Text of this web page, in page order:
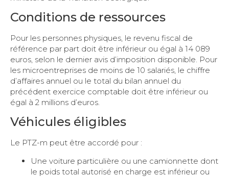
Conditions de ressources
Pour les personnes physiques, le revenu fiscal de
référence par part doit être inférieur ou égal à 14 089
euros, selon le dernier avis d’imposition disponible. Pour
les microentreprises de moins de 10 salariés, le chiffre
d’affaires annuel ou le total du bilan annuel du
précédent exercice comptable doit être inférieur ou
égal à 2 millions d’euros.
Véhicules éligibles
Le PTZ-m peut être accordé pour :
Une voiture particulière ou une camionnette dont
le poids total autorisé en charge est inférieur ou